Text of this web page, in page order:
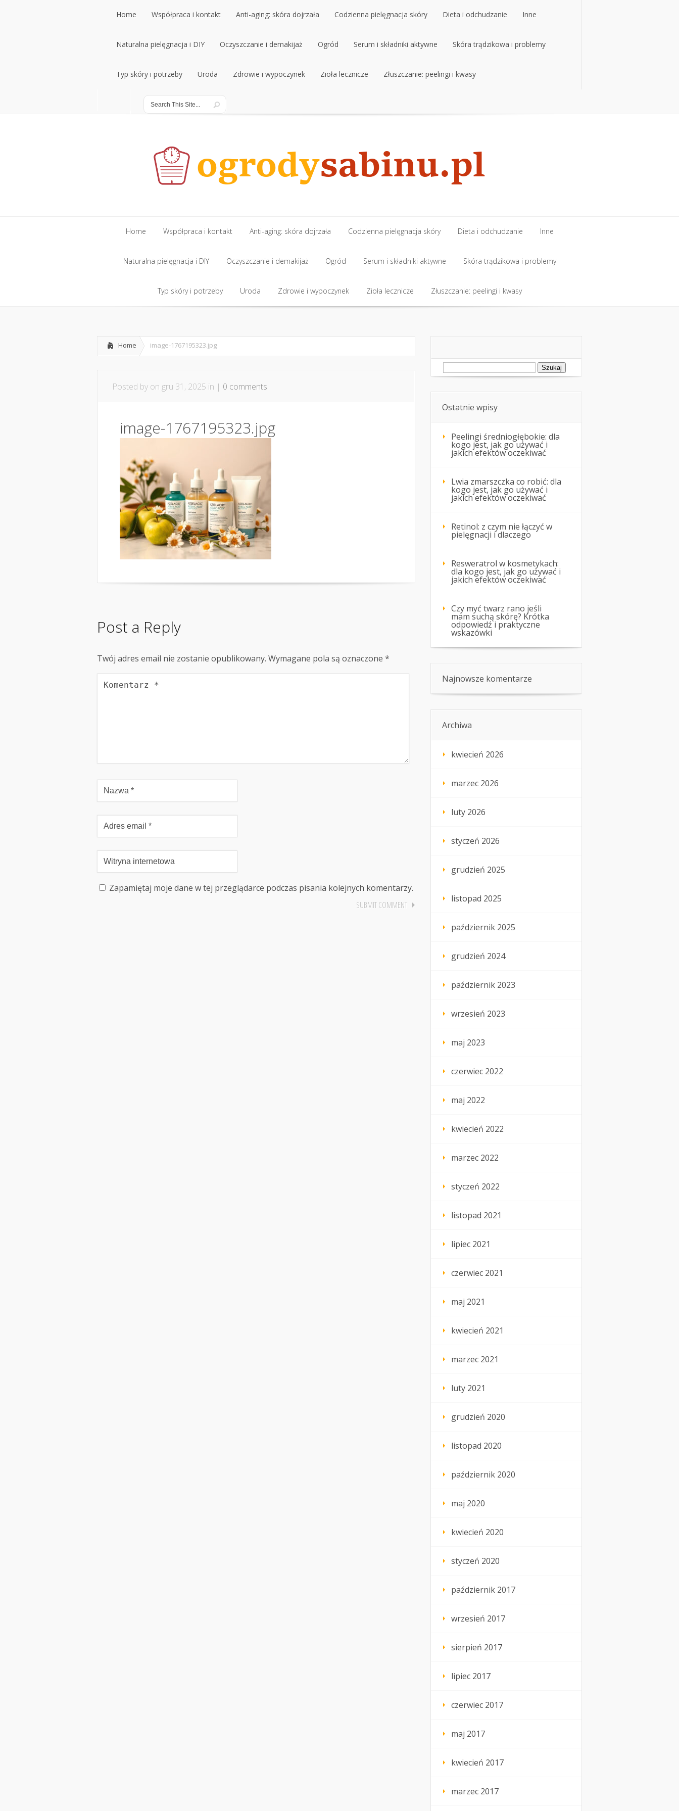
Home
Home
Współpraca i kontakt
Współpraca i kontakt
Anti-aging: skóra dojrzała
Anti-aging: skóra dojrzała
Codzienna pielęgnacja skóry
Codzienna pielęgnacja skóry
Dieta i odchudzanie
Dieta i odchudzanie
Inne
Inne
Naturalna pielęgnacja i DIY
Naturalna pielęgnacja i DIY
Oczyszczanie i demakijaż
Oczyszczanie i demakijaż
Ogród
Ogród
Serum i składniki aktywne
Serum i składniki aktywne
Skóra trądzikowa i problemy
Skóra trądzikowa i problemy
Typ skóry i potrzeby
Typ skóry i potrzeby
Uroda
Uroda
Zdrowie i wypoczynek Zioła lecznicze Złuszczanie: peelingi i kwasy
Home
Home
Współpraca i kontakt
Współpraca i kontakt
Anti-aging: skóra dojrzała
Anti-aging: skóra dojrzała
Codzienna pielęgnacja skóry
Codzienna pielęgnacja skóry
Dieta i odchudzanie
Dieta i odchudzanie
Inne
Inne
Naturalna pielęgnacja i DIY
Naturalna pielęgnacja i DIY
Oczyszczanie i demakijaż
Oczyszczanie i demakijaż
Ogród
Ogród
Serum i składniki aktywne
Serum i składniki aktywne
Skóra trądzikowa i problemy
Skóra trądzikowa i problemy
Typ skóry i potrzeby Uroda Zdrowie i wypoczynek Zioła lecznicze Złuszczanie: peelingi i kwasy
Home image-1767195323.jpg
Posted by on gru 31, 2025 in | 0 comments
image-1767195323.jpg
Post a Reply
Twój adres email nie zostanie opublikowany. Wymagane pola są oznaczone *
Zapamiętaj moje dane w tej przeglądarce podczas pisania kolejnych komentarzy.
Szukaj:
Ostatnie wpisy
Peelingi średniogłębokie: dla
kogo jest, jak go używać i
jakich efektów oczekiwać
Lwia zmarszczka co robić: dla
kogo jest, jak go używać i
jakich efektów oczekiwać
Retinol: z czym nie łączyć w
pielęgnacji i dlaczego
Resweratrol w kosmetykach:
dla kogo jest, jak go używać i
jakich efektów oczekiwać
Czy myć twarz rano jeśli
mam suchą skórę? Krótka
odpowiedź i praktyczne
wskazówki
Najnowsze komentarze
Archiwa
kwiecień 2026
marzec 2026
luty 2026
styczeń 2026
grudzień 2025
listopad 2025
październik 2025
grudzień 2024
październik 2023
wrzesień 2023
maj 2023
czerwiec 2022
maj 2022
kwiecień 2022
marzec 2022
styczeń 2022
listopad 2021
lipiec 2021
czerwiec 2021
maj 2021
kwiecień 2021
marzec 2021
luty 2021
grudzień 2020
listopad 2020
październik 2020
maj 2020
kwiecień 2020
styczeń 2020
październik 2017
wrzesień 2017
sierpień 2017
lipiec 2017
czerwiec 2017
maj 2017
kwiecień 2017
marzec 2017